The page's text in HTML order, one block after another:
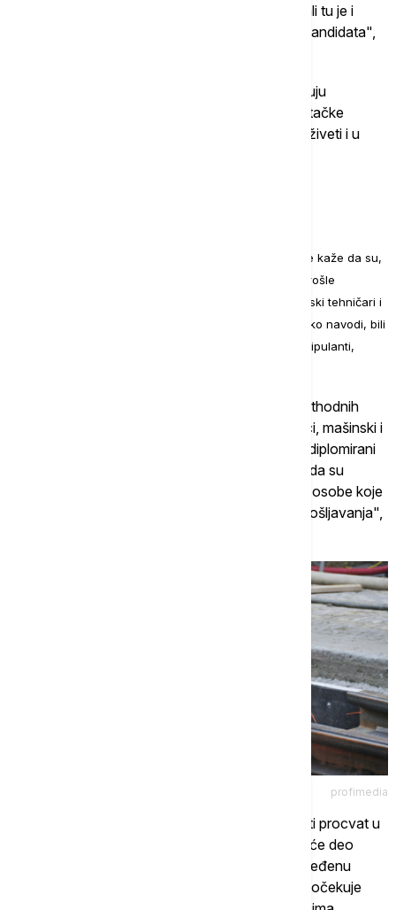
uslov je visina zarade, drugi je rad u smenama, ali tu je i
mnoštvo drugih stvari koje utiču na privlačenje kandidata",
Razvijene zemlje deficit radne snage nadoknađuju
imigracijom, a u poslednje vreme i razvojem veštačke
inteligencije. Pitanje je da li će i kada taj trend zaživeti i u
Srđan Andrijanić iz Nacionalne službe za zapošljavanje kaže da su,
prošle
najbrže dolazili knjigovođe, računovođe, mašinski tehničari i
elektrotehničari, tehničari obezbeđenja. Traženi su, kako navodi, bili
i prodavci, vozači, medicinske sestre, građevinski manipulanti,
"Kada je u pitanju viši nivo kvalifikacija, kao i prethodnih
godina, najlakše su do posla dolazili IT stručnjaci, mašinski i
elektro inženjeri, lekari opšte pakse i specijalisti, diplomirani
ekonomisti i pravnici. Svakako ono što je bitno, da su
poslodavci za određene poslove tražili licence i osobe koje
su ih posedovale su imale prednost prilikom zapošljavanja",
profimedia
Na pitanje da li će neka druga zanimanja doživeti procvat u
2023. godini, on je odgovorio da se očekuje da će deo
zanimanja sigurno biti tražen i dalje, jer imaju određenu
potražnju godinama unazad, ali je istakao da se očekuje